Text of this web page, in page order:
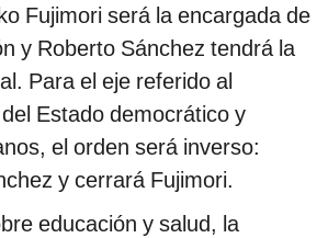
Fujimori será la encargada de
y Roberto Sánchez tendrá la
Para el eje referido al
Estado democrático y
el orden será inverso:
y cerrará Fujimori.
educación y salud, la